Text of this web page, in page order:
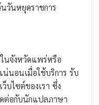
วันหยุดราชการ
นจังหวัดแพร่หรือ
น่นอนเมื่อใช้บริการ รับ
บไซต์ของเรา ซึ่ง
ดต่อกับนักแปลภาษา